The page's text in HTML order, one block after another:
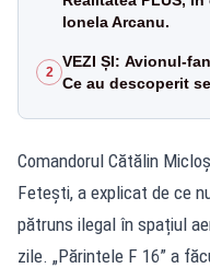
Ionela Arcanu.
2
VEZI ȘI: Avionul-
Ce au descoperit
Comandorul Cătălin
Fetești, a explicat de ce
pătruns ilegal în spațiul
zile. „Părintele F 16” a